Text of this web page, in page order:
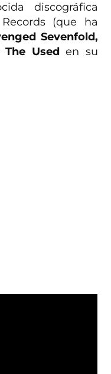
discográfica
(que ha
Sevenfold,
Useden su